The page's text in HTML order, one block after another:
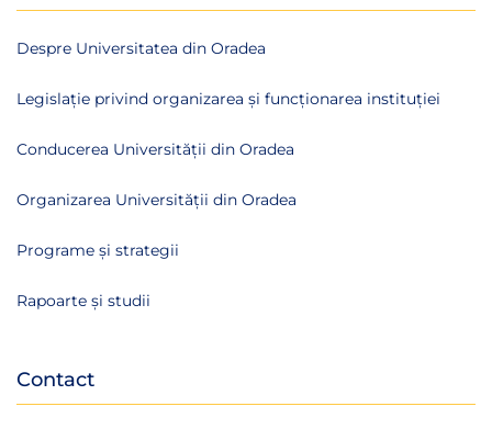
Despre Universitatea din Oradea
Legislație privind organizarea și funcționarea instituției
Conducerea Universității din Oradea
Organizarea Universității din Oradea
Programe și strategii
Rapoarte și studii
Contact